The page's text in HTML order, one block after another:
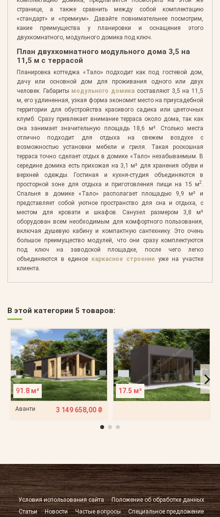
странице, а также сравнить между собой комплектацию
«стандарт» и «премиум». Давайте повнимательнее посмотрим,
какие преимущества у планировки и оснащения этого
двухкомнатного, модульного домика под ключ.
План двухкомнатного модульного дома 3,5 на
11,5 м с террасой
Планировка коттеджа «Тало» подходит как под гостевой дом,
дачу или основной дом для проживания одного или двух
человек. Габариты модульного домика составляют 3,5 на 11,5
м, его удлиненная, узкая форма экономит место на приусадебной
территории для обустройства красивого садика или цветочных
клумб. Сразу привлекает внимание терраса около дома, так как
она занимает значительную площадь 18,6 м². Столько места
отлично подходит для отдыха на свежем воздухе с
возможностью установки мебели и гриля. Такая роскошная
терраса точно сделает отдых в домике «Тало» незабываемым. В
середине домика есть прихожая на 3,1 м² для хранения обуви и
верхней одежды. Гостиная и кухня-студия объединяются в
просторной зоне для отдыха и приготовления пищи на 15 м2
Спальня в домике «Тало» располагает площадью 9,9 м² и
представляет собой уютное пространство для сна и отдыха, с
местом для кровати и шкафов. Санузел размером 3,8 м²
оборудован всем необходимым для комфортного пользования,
включая душевую кабину и компактную сантехнику. Это очень
большое преимущество модулей, что они сразу комплектуются
под ключ на заводской площадке, после чего легко
объединяются в единое каркасное строение уже на участке
клиента.
В этой категории 5 товаров:
91.8 м²
Аванти 3 149 658,00 ₴
17.5 м²
Условия использования сайта
Положение об обработке данных
Статьи
Новости Частые вопросы Специальное предложение